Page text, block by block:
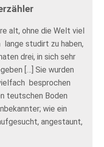
alt, ohne die Welt viel
lange studirt zu haben,
drei, in sich sehr
[…] Sie wurden
besprochen
teutschen Boden
wie ein
angestaunt,